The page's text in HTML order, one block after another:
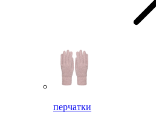
перчатки